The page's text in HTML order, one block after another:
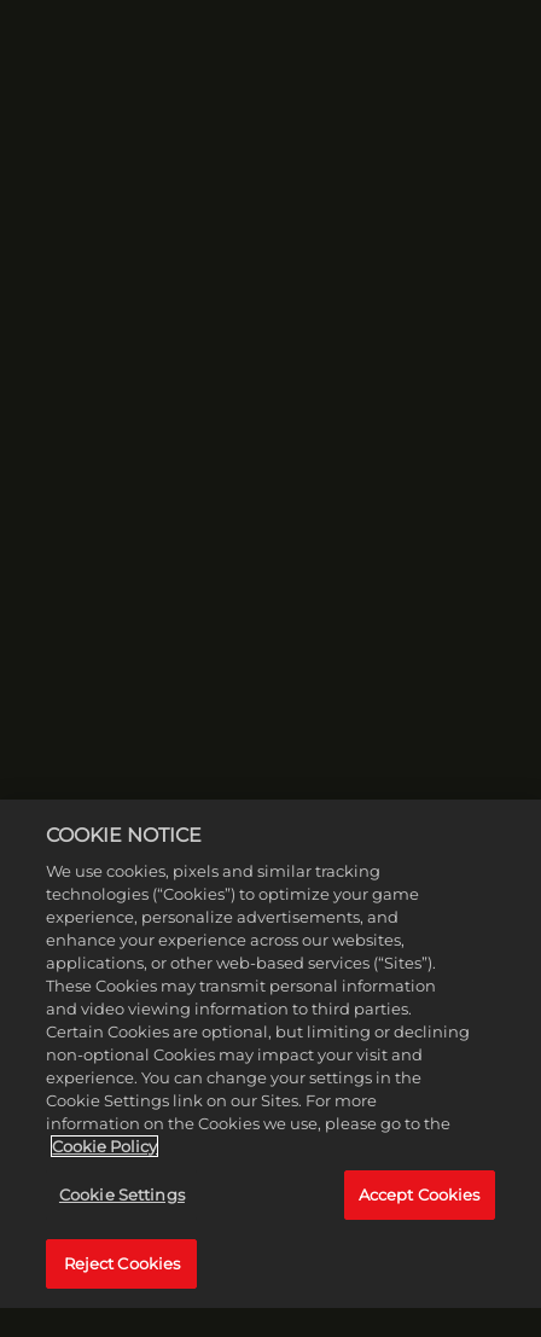
COOKIE NOTICE
We use cookies, pixels and similar tracking
technologies (“Cookies”) to optimize your game
experience, personalize advertisements, and
enhance your experience across our websites,
applications, or other web-based services (“Sites”).
These Cookies may transmit personal information
and video viewing information to third parties.
Certain Cookies are optional, but limiting or declining
non-optional Cookies may impact your visit and
experience. You can change your settings in the
Cookie Settings link on our Sites. For more
information on the Cookies we use, please go to the
Cookie Policy
Cookie Settings Accept Cookies
Reject Cookies